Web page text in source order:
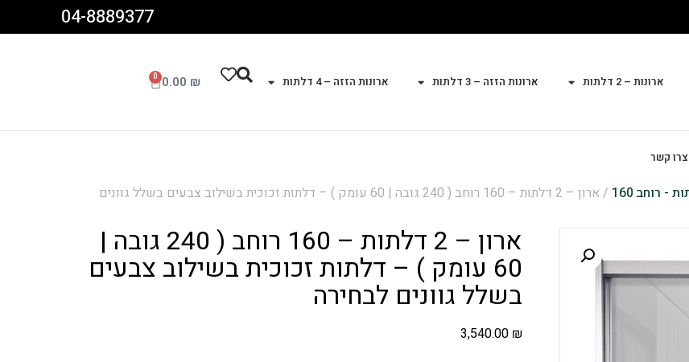
04-8889377
ארונות – 2 דלתות ארונות הזזה – 3 דלתות ארונות הזזה – 4 דלתות 0.00 ₪
0
צרו קשר
/ ארון – 2 דלתות – 160 רוחב ( 240 גובה | 60 עומק ) – דלתות זכוכית בשילוב צבעים בשלל גוונים
ארון – 2 דלתות – 160 רוחב ( 240 גובה |
60 עומק ) – דלתות זכוכית בשילוב צבעים
בשלל גוונים לבחירה
3,540.00 ₪